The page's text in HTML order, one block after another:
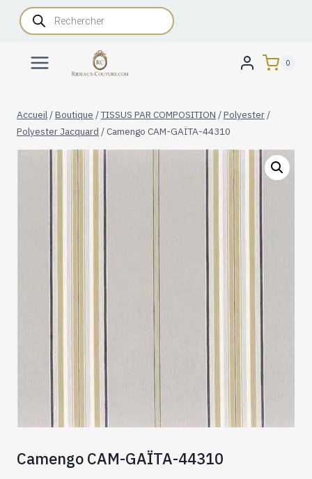
AllerRecherche
de
produits
0
Accueil /Boutique /TISSUS PAR COMPOSITION /Polyester /
Polyester Jacquard /Camengo CAM-GAÏTA-44310
Camengo CAM-GAÏTA-44310